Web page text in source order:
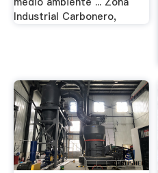
Industrial Carbonero,